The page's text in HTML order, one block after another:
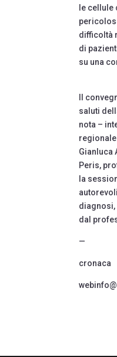
le
difficoltà
di
su una
Il
saluti
nota –
Gianluca
Peris,
la
diagnosi,
dal
—
cronaca